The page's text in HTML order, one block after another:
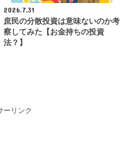
2026.7.31
庶民の分散投資は意味ないのか考
察してみた【お金持ちの投資
法？】
ーリンク